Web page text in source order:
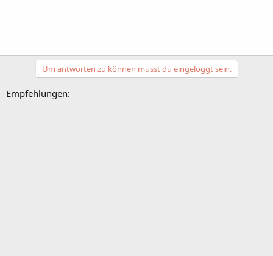
Um antworten zu können musst du eingeloggt sein.
Empfehlungen: